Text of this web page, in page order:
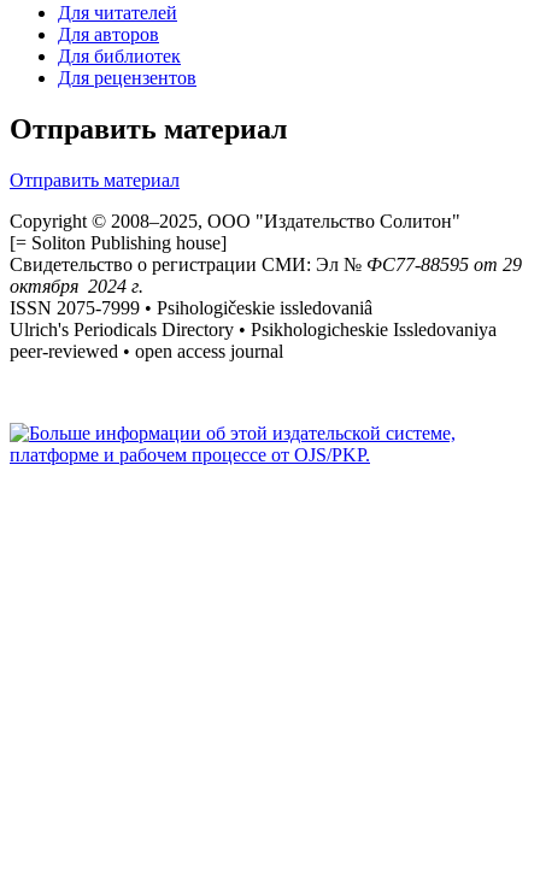
Для читателей
Для авторов
Для библиотек
Для рецензентов
Отправить материал
Отправить материал
Copyright © 2008–2025, ООО "Издательство Солитон"
[= Soliton Publishing house]
Свидетельство о регистрации СМИ: Эл № ФС77-88595 от 29
октября 2024 г.
ISSN 2075-7999 • Psihologičeskie issledovaniâ
Ulrich's Periodicals Directory • Psikhologicheskie Issledovaniya
peer-reviewed • open access journal